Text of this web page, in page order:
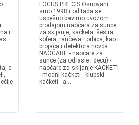
i
a
FOCUS PRECIS Osnovani
smo 1998 i od tada se
uspešno bavimo uvozom i
prodajom naočara za sunce,
za skijanje, kačketa, šešira,
kofera, rančeva, torbica, kao i
brojača i detektora novca.
NAOČARE - naočare za
sunce (za odrasle i decu) -
naočare za skijanje KAČKETI
- modni kačketi - klubski
kačketi - a...